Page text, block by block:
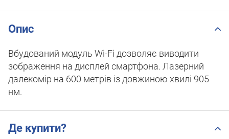
Опис
Вбудований модуль Wi-Fi дозволяє виводити
зображення на дисплей смартфона. Лазерний
далекомір на 600 метрів із довжиною хвилі 905
нм.
Де купити?